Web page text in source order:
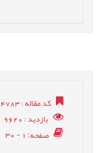
کد مقاله: 1402090244783
بازدید: 9620
صفحه: 1 - 30